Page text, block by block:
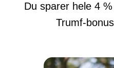
Du sparer hele 4
Trumf-